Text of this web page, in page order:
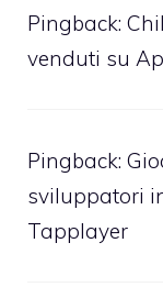
Pingback:
venduti su
Pingback:
sviluppatori
Tapplayer